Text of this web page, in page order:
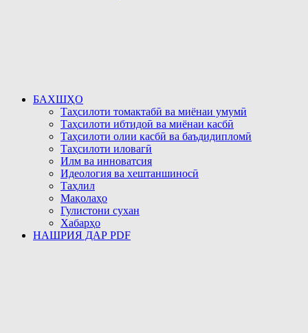
БАХШҲО
Таҳсилоти томактабӣ ва миёнаи умумӣ
Таҳсилоти ибтидоӣ ва миёнаи касбӣ
Таҳсилоти олии касбӣ ва баъдидипломӣ
Таҳсилоти иловагӣ
Илм ва инноватсия
Идеология ва хештаншиносӣ
Таҳлил
Мақолаҳо
Гулистони сухан
Хабарҳо
НАШРИЯ ДАР PDF